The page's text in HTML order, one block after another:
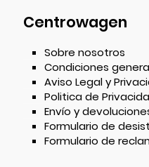
Centrowagen
Sobre nosotros
Condiciones
Aviso Legal y
Politica de
Envío y
Formulario de
Formulario de